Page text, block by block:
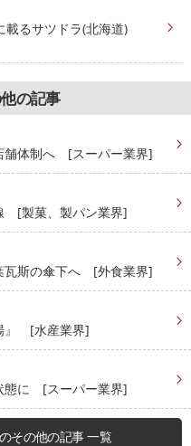
載るサツドラ(北海道)
の記事
舗体制へ [スーパー業界]
[製菓、製パン業界]
瓦斯の傘下へ [外食業界]
』 [水産業界]
態に [スーパー業界]
その他の記事 一覧